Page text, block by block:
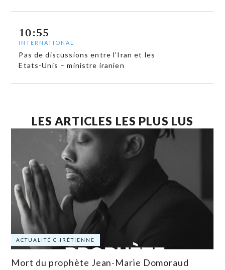
10:55
INTERNATIONAL
Pas de discussions entre l’Iran et les
Etats-Unis – ministre iranien
LES ARTICLES LES PLUS LUS
ACTUALITÉ CHRÉTIENNE
Mort du prophète Jean-Marie Domoraud